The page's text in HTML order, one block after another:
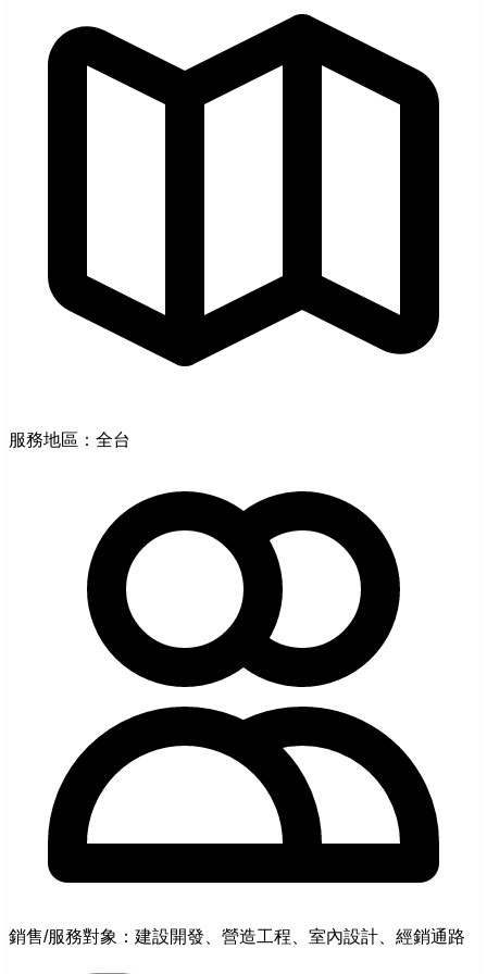
服務地區：全台
銷售/服務對象：建設開發、營造工程、室內設計、經銷通路